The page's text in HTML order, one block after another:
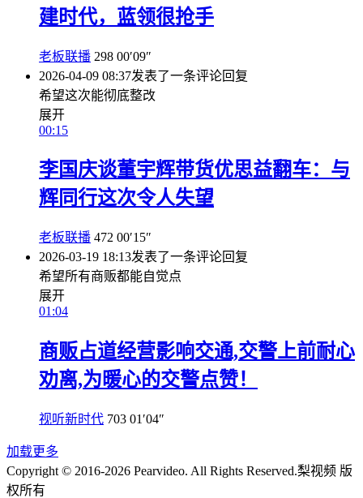
建时代，蓝领很抢手
老板联播 298 00′09″
2026-04-09 08:37发表了一条评论回复
希望这次能彻底整改
展开
00:15
李国庆谈董宇辉带货优思益翻车：与
辉同行这次令人失望
老板联播 472 00′15″
2026-03-19 18:13发表了一条评论回复
希望所有商贩都能自觉点
展开
01:04
商贩占道经营影响交通,交警上前耐心
劝离,为暖心的交警点赞！
视听新时代 703 01′04″
加载更多
Copyright © 2016-2026 Pearvideo. All Rights Reserved.梨视频 版
权所有